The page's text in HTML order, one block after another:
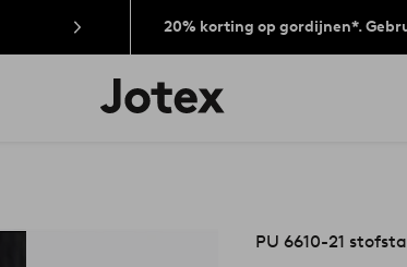
20% korting op gordijnen*.
Jotex
logo
PU 6610-21